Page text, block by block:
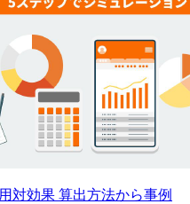
対効果 算出方法から事例